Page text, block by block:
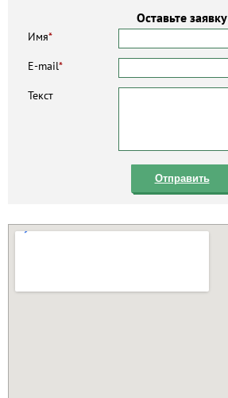
Оставьте заявку
Имя*
E-mail*
Текст
Отправить